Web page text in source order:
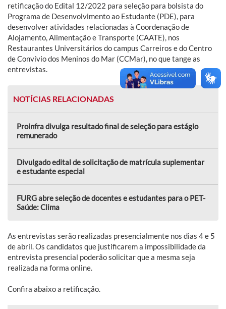
retificação do Edital 12/2022 para seleção para bolsista do
Programa de Desenvolvimento ao Estudante (PDE), para
desenvolver atividades relacionadas à Coordenação de
Alojamento, Alimentação e Transporte (CAATE), nos
Restaurantes Universitários do campus Carreiros e do Centro
de Convívio dos Meninos do Mar (CCMar), no que tange as
entrevistas.
NOTÍCIAS RELACIONADAS
Proinfra divulga resultado final de seleção para estágio
remunerado
Divulgado edital de solicitação de matrícula suplementar
e estudante especial
FURG abre seleção de docentes e estudantes para o PET-
Saúde: Clima
As entrevistas serão realizadas presencialmente nos dias 4 e 5
de abril. Os candidatos que justificarem a impossibilidade da
entrevista presencial poderão solicitar que a mesma seja
realizada na forma online.
Confira abaixo a retificação.